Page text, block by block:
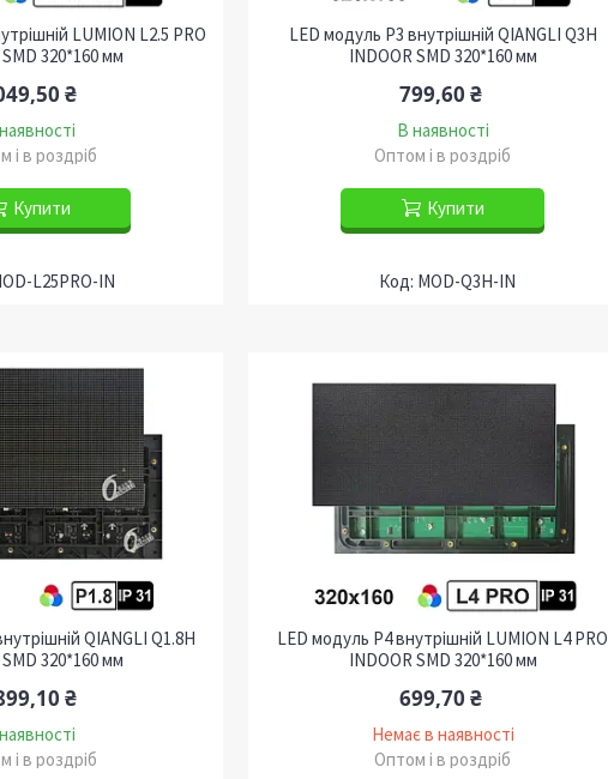
LUMION L2.5 PRO
320*160 мм
₴
і в роздріб
Купити
L25PRO-IN
LED модуль P3 внутрішній QIANGLI Q3H
INDOOR SMD 320*160 мм
799,60 ₴
В наявності
Оптом і в роздріб
Купити
MOD-Q3H-IN
QIANGLI Q1.8H
320*160 мм
₴
і в роздріб
LED модуль P4 внутрішній LUMION L4 PRO
INDOOR SMD 320*160 мм
699,70 ₴
Немає в наявності
Оптом і в роздріб